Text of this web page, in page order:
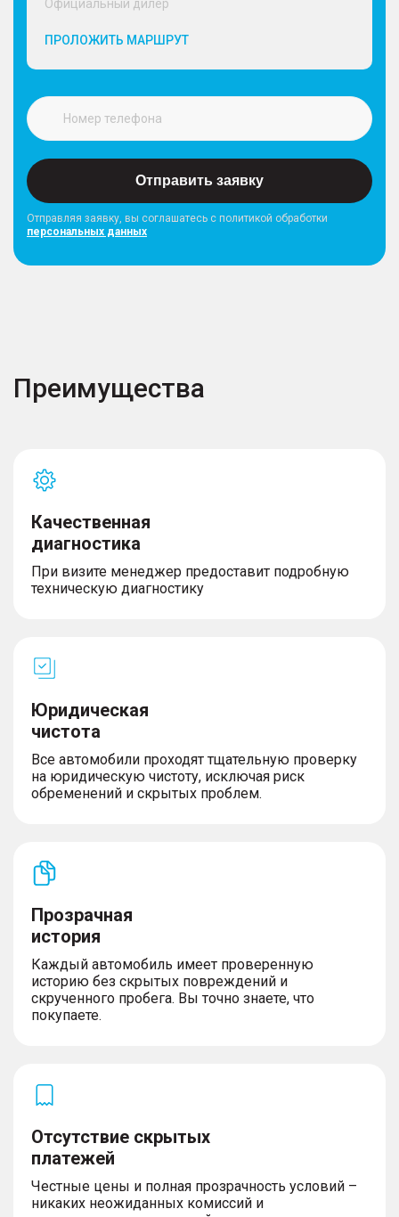
Официальный дилер
ПРОЛОЖИТЬ МАРШРУТ
Отправить заявку
Отправляя заявку, вы соглашатесь с политикой обработки
персональных данных
Преимущества
Качественная
диагностика
При визите менеджер предоставит подробную
техническую диагностику
Юридическая
чистота
Все автомобили проходят тщательную проверку
на юридическую чистоту, исключая риск
обременений и скрытых проблем.
Прозрачная
история
Каждый автомобиль имеет проверенную
историю без скрытых повреждений и
скрученного пробега. Вы точно знаете, что
покупаете.
Отсутствие скрытых
платежей
Честные цены и полная прозрачность условий –
никаких неожиданных комиссий и